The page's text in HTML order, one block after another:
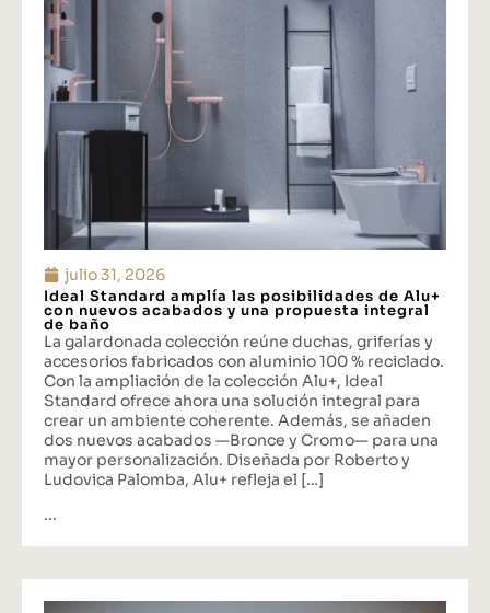
julio 31, 2026
Ideal Standard amplía las posibilidades de Alu+
con nuevos acabados y una propuesta integral
de baño
La galardonada colección reúne duchas, griferías y
accesorios fabricados con aluminio 100 % reciclado.
Con la ampliación de la colección Alu+, Ideal
Standard ofrece ahora una solución integral para
crear un ambiente coherente. Además, se añaden
dos nuevos acabados —Bronce y Cromo— para una
mayor personalización. Diseñada por Roberto y
Ludovica Palomba, Alu+ refleja el […]
...